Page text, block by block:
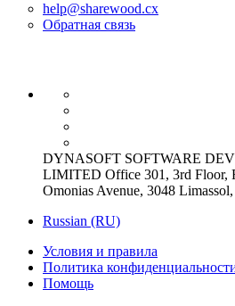
help@sharewood.cx
Обратная связь
DYNASOFT SOFTWARE
LIMITED Office 301, 3rd Floor,
Omonias Avenue, 3048
Russian (RU)
Условия и правила
Политика
Помощь